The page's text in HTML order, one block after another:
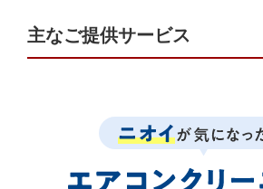
主なご提供サービス